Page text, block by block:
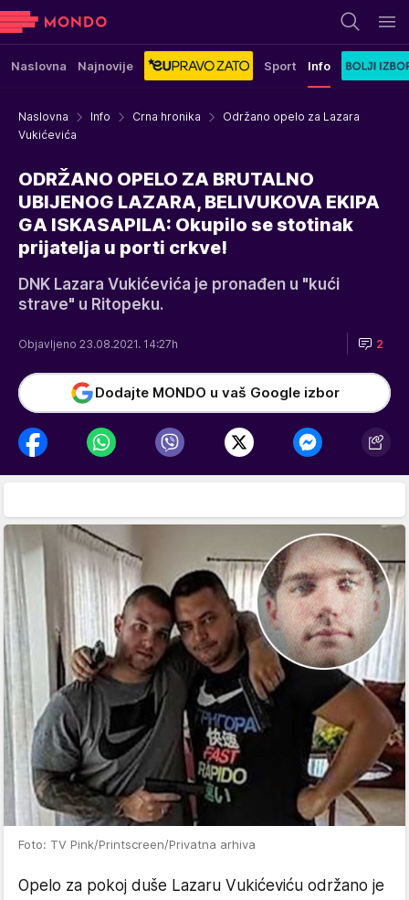
Naslovna Najnovije Sport Info
Naslovna Info Crna hronika
Održano opelo za Lazara
Vukićevića
ODRŽANO OPELO ZA BRUTALNO
UBIJENOG LAZARA, BELIVUKOVA EKIPA
GA ISKASAPILA: Okupilo se stotinak
prijatelja u porti crkve!
DNK Lazara Vukićevića je pronađen u "kući
strave" u Ritopeku.
Objavljeno 23.08.2021. 14:27h 2
Dodajte MONDO u vaš Google izbor
Foto: TV Pink/Printscreen/Privatna arhiva
Opelo za pokoj duše Lazaru Vukićeviću održano je